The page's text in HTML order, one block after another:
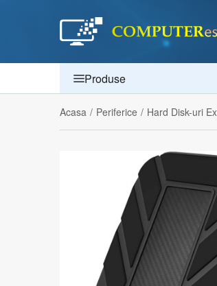
Produse
Acasa / Periferice / Hard Disk-uri